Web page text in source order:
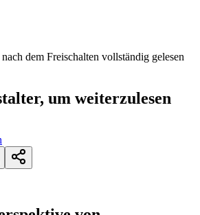
dem Freischalten vollständig gelesen
um weiterzulesen